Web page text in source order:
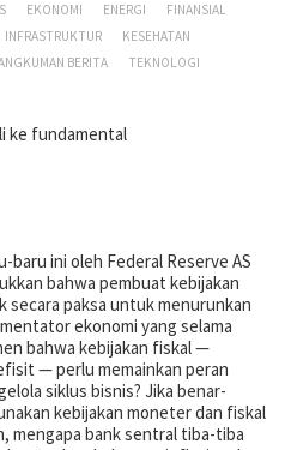
EKONOMI ENERGI
FINANSIAL
INFRASTRUKTUR
KESEHATAN
BERITA
TEKNOLOGI
baru ini oleh Federal Reserve AS
bahwa pembuat kebijakan
paksa untuk menurunkan
ekonomi yang selama
bahwa kebijakan fiskal —
— perlu memainkan peran
siklus bisnis? Jika benar-
kebijakan moneter dan fiskal
mengapa bank sentral tiba-tiba